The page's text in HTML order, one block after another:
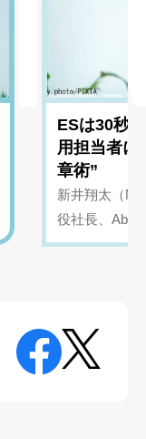
ESは30秒
用担当者に
章術”
新井翔太（
役社長、